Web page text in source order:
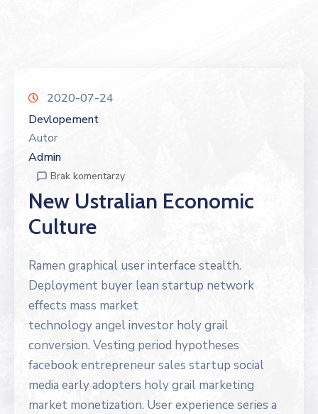
2020-07-24
Devlopement
Autor
Admin
Brak komentarzy
New Ustralian Economic
Culture
Ramen graphical user interface stealth.
Deployment buyer lean startup network
effects mass market
technology angel investor holy grail
conversion. Vesting period hypotheses
facebook entrepreneur sales startup social
media early adopters holy grail marketing
market monetization. User experience series a